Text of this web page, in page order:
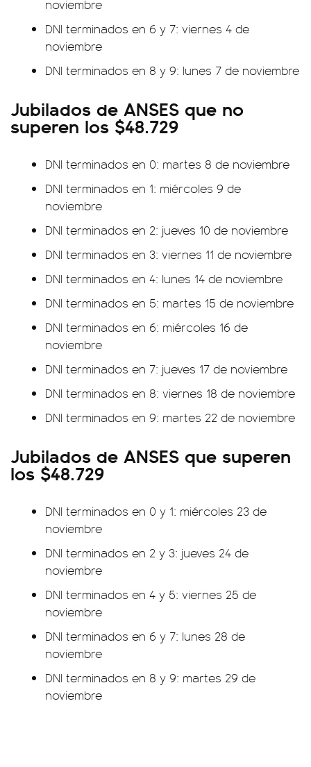
noviembre
DNI terminados en 6 y 7: viernes 4 de
noviembre
DNI terminados en 8 y 9: lunes 7 de noviembre
Jubilados de ANSES que no
superen los $48.729
DNI terminados en 0: martes 8 de noviembre
DNI terminados en 1: miércoles 9 de
noviembre
DNI terminados en 2: jueves 10 de noviembre
DNI terminados en 3: viernes 11 de noviembre
DNI terminados en 4: lunes 14 de noviembre
DNI terminados en 5: martes 15 de noviembre
DNI terminados en 6: miércoles 16 de
noviembre
DNI terminados en 7: jueves 17 de noviembre
DNI terminados en 8: viernes 18 de noviembre
DNI terminados en 9: martes 22 de noviembre
Jubilados de ANSES que superen
los $48.729
DNI terminados en 0 y 1: miércoles 23 de
noviembre
DNI terminados en 2 y 3: jueves 24 de
noviembre
DNI terminados en 4 y 5: viernes 25 de
noviembre
DNI terminados en 6 y 7: lunes 28 de
noviembre
DNI terminados en 8 y 9: martes 29 de
noviembre